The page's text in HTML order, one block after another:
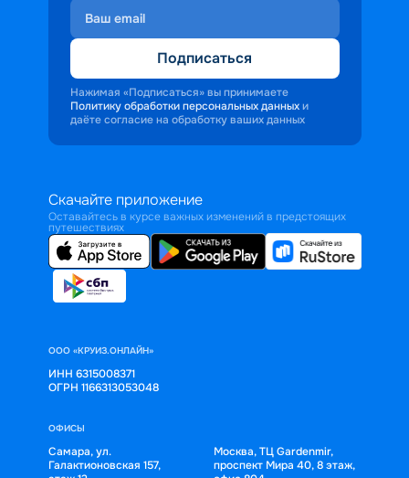
Подписаться
Нажимая «Подписаться» вы принимаете
Политику обработки персональных данных и
даёте согласие на обработку ваших данных
Скачайте приложение
Оставайтесь в курсе важных изменений в предстоящих
путешествиях
ООО «КРУИЗ.ОНЛАЙН»
ИНН 6315008371
ОГРН 1166313053048
ОФИСЫ
Самара, ул.
Галактионовская 157,
Москва, ТЦ Gardenmir,
проспект Мира 40, 8 этаж,